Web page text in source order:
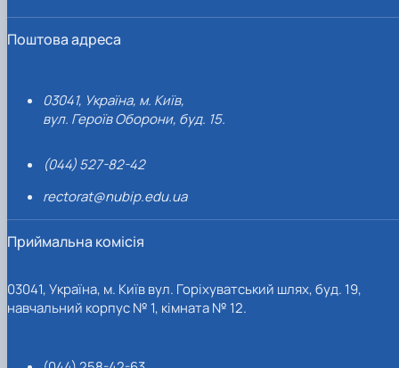
Поштова адреса
03041, Україна, м. Київ,
вул. Героїв Оборони, буд. 15.
(044) 527-82-42
rectorat@nubip.edu.ua
Приймальна комісія
03041, Україна, м. Київ вул. Горіхуватський шлях, буд. 19,
навчальний корпус № 1, кімната № 12.